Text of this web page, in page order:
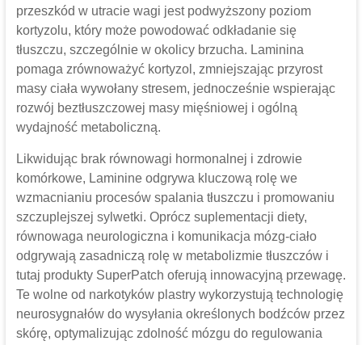
przeszkód w utracie wagi jest podwyższony poziom
kortyzolu, który może powodować odkładanie się
tłuszczu, szczególnie w okolicy brzucha. Laminina
pomaga zrównoważyć kortyzol, zmniejszając przyrost
masy ciała wywołany stresem, jednocześnie wspierając
rozwój beztłuszczowej masy mięśniowej i ogólną
wydajność metaboliczną.
Likwidując brak równowagi hormonalnej i zdrowie
komórkowe, Laminine odgrywa kluczową rolę we
wzmacnianiu procesów spalania tłuszczu i promowaniu
szczuplejszej sylwetki. Oprócz suplementacji diety,
równowaga neurologiczna i komunikacja mózg-ciało
odgrywają zasadniczą rolę w metabolizmie tłuszczów i
tutaj produkty SuperPatch oferują innowacyjną przewagę.
Te wolne od narkotyków plastry wykorzystują technologię
neurosygnałów do wysyłania określonych bodźców przez
skórę, optymalizując zdolność mózgu do regulowania